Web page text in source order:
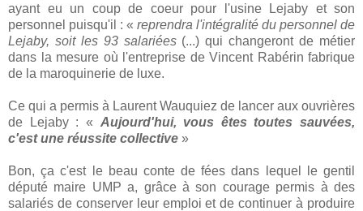
ayant eu un coup de coeur pour l'usine Lejaby et son
personnel puisqu'il : « reprendra l'intégralité du personnel de
Lejaby, soit les 93 salariées (...) qui changeront de métier
dans la mesure où l'entreprise de Vincent Rabérin fabrique
de la maroquinerie de luxe.
Ce qui a permis à Laurent Wauquiez de lancer aux ouvrières
de Lejaby : « Aujourd'hui, vous êtes toutes sauvées,
c'est une réussite collective »
Bon, ça c'est le beau conte de fées dans lequel le gentil
député maire UMP a, grâce à son courage permis à des
salariés de conserver leur emploi et de continuer à produire